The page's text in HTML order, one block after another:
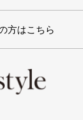
方はこちら